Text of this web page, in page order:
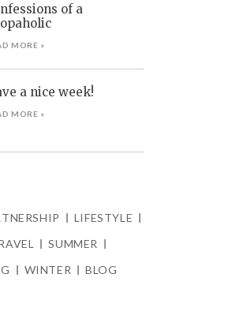
of a
MORE »
a nice week!
MORE »
LIFESTYLE
SUMMER
WINTER BLOG